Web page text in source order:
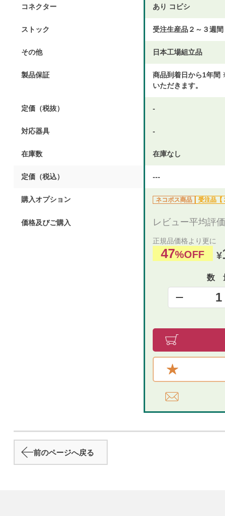
コネクター あり コビシ
ストック 受注生産品２～３週間
その他 日本工場組立品
製品保証
商品到着日から1年間
いただきます。
定価（税抜） -
対応器具 -
在庫数 在庫なし
定価（税込） ---
購入オプション ネコポス商品 受注品【
価格及びご購入 レビュー平均評価
正規品価格より更に
47%OFF ¥
数
1
前のページへ戻る